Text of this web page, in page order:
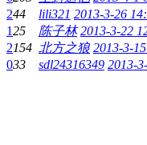
244 lili321 2013-3-26
125 陈子林 2013-3-22
2154 北方之狼 2013-3-
033 sdl24316349 2013-